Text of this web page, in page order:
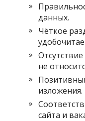
данных.
Чёткое
не
изложения.
сайта и